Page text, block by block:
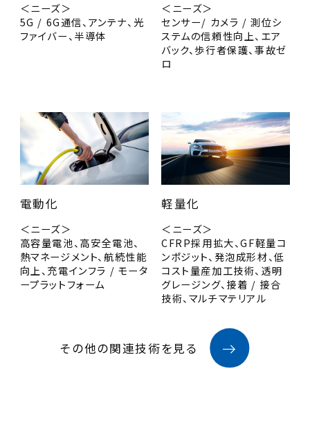
＜ニーズ＞
5G / 6G通信、アンテナ、光
ファイバー、半導体
＜ニーズ＞
センサー/ カメラ / 測位シ
ステムの信頼性向上、エア
バック、歩行者保護、事故ゼ
ロ
電動化
＜ニーズ＞
高容量電池、高安全電池、
熱マネージメント、航続性能
向上、充電インフラ / モータ
ープラットフォーム
軽量化
＜ニーズ＞
CFRP採用拡大、GF軽量コ
ンポジット、発泡成形材、低
コスト量産加工技術、透明
グレージング、接着 / 接合
技術、マルチマテリアル
その他の関連技術を見る